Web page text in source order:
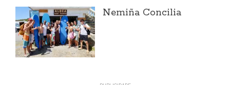
Nemiña Concilia